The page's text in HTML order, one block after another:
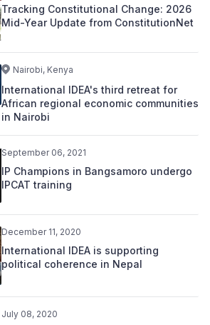
Tracking Constitutional Change: 2026
Mid-Year Update from ConstitutionNet
Nairobi, Kenya
International IDEA's third retreat for
African regional economic communities
in Nairobi
September 06, 2021
IP Champions in Bangsamoro undergo
IPCAT training
December 11, 2020
International IDEA is supporting
political coherence in Nepal
July 08, 2020